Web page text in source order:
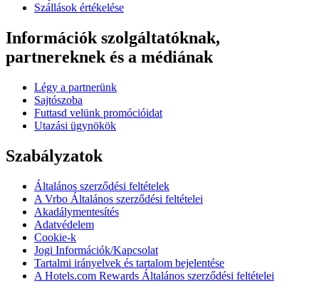
Szállások értékelése
Információk szolgáltatóknak,
partnereknek és a médiának
Légy a partnerünk
Sajtószoba
Futtasd velünk promócióidat
Utazási ügynökök
Szabályzatok
Általános szerződési feltételek
A Vrbo Általános szerződési feltételei
Akadálymentesítés
Adatvédelem
Cookie-k
Jogi Információk/Kapcsolat
Tartalmi irányelvek és tartalom bejelentése
A Hotels.com Rewards Általános szerződési feltételei